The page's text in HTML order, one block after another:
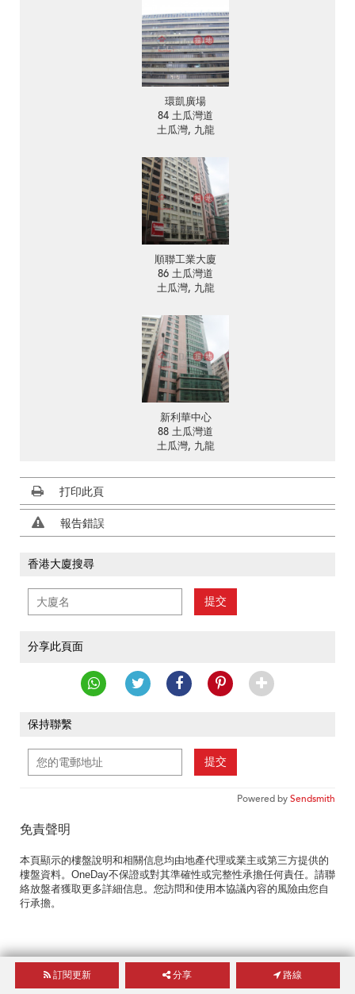
環凱廣場
84 土瓜灣道
土瓜灣, 九龍
順聯工業大廈
86 土瓜灣道
土瓜灣, 九龍
新利華中心
88 土瓜灣道
土瓜灣, 九龍
打印此頁
報告錯誤
香港大廈搜尋
提交
分享此頁面
保持聯繫
提交
Powered bySendsmith
免責聲明
本頁顯示的樓盤說明和相關信息均由地產代理或業主或第三方提供的
樓盤資料。OneDay不保證或對其準確性或完整性承擔任何責任。請聯
絡放盤者獲取更多詳細信息。您訪問和使用本協議內容的風險由您自
行承擔。
訂閱更新 分享 路線